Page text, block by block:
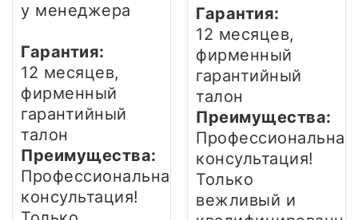
у менеджера
Гарантия:
12 месяцев,
фирменный
гарантийный
талон
Преимущества:
Профессиональная
консультация!
Гарантия:
12 месяцев,
фирменный
гарантийный
талон
Преимущества:
Профессиональная
консультация!
Только
вежливый и